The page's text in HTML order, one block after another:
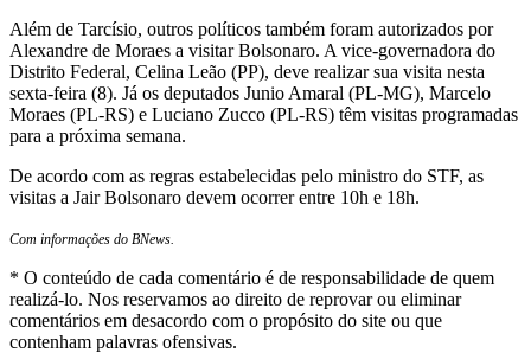
Além de Tarcísio, outros políticos também foram autorizados por
Alexandre de Moraes a visitar Bolsonaro. A vice-governadora do
Distrito Federal, Celina Leão (PP), deve realizar sua visita nesta
sexta-feira (8). Já os deputados Junio Amaral (PL-MG), Marcelo
Moraes (PL-RS) e Luciano Zucco (PL-RS) têm visitas programadas
para a próxima semana.
De acordo com as regras estabelecidas pelo ministro do STF, as
visitas a Jair Bolsonaro devem ocorrer entre 10h e 18h.
Com informações do BNews.
* O conteúdo de cada comentário é de responsabilidade de quem
realizá-lo. Nos reservamos ao direito de reprovar ou eliminar
comentários em desacordo com o propósito do site ou que
contenham palavras ofensivas.